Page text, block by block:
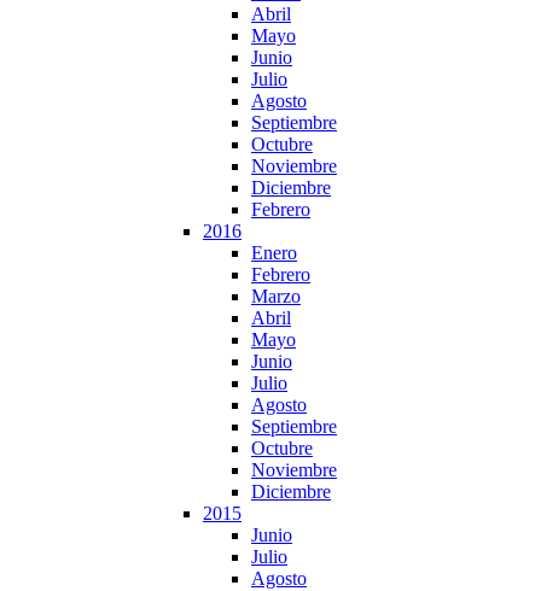
Abril
Mayo
Junio
Julio
Agosto
Septiembre
Octubre
Noviembre
Diciembre
Febrero
2016
Enero
Febrero
Marzo
Abril
Mayo
Junio
Julio
Agosto
Septiembre
Octubre
Noviembre
Diciembre
2015
Junio
Julio
Agosto